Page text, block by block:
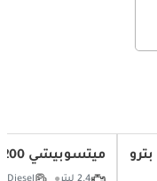
ميتسوبيشي L200 جي إل سنجل كاب ديزل 2.4L